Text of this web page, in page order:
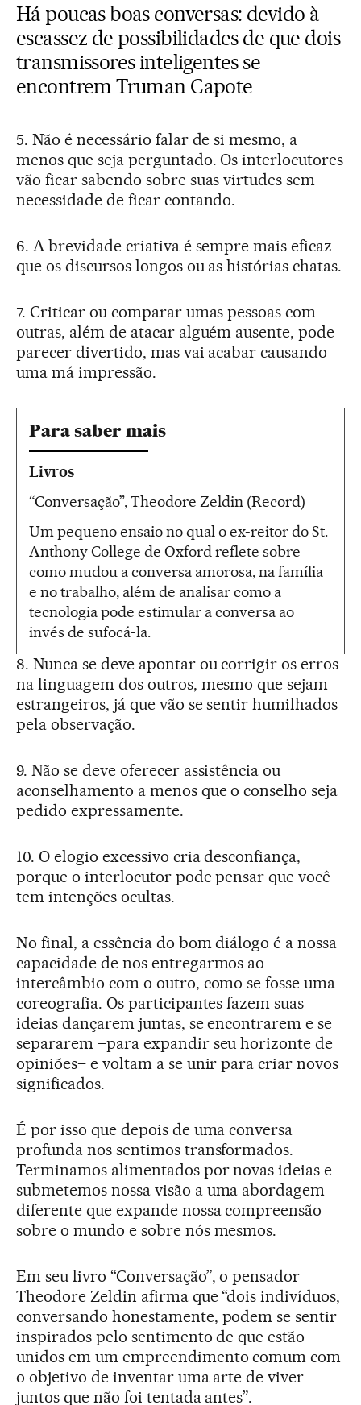
Há poucas boas conversas: devido à
escassez de possibilidades de que dois
transmissores inteligentes se
encontrem Truman Capote
5. Não é necessário falar de si mesmo, a
menos que seja perguntado. Os interlocutores
vão ficar sabendo sobre suas virtudes sem
necessidade de ficar contando.
6. A brevidade criativa é sempre mais eficaz
que os discursos longos ou as histórias chatas.
7. Criticar ou comparar umas pessoas com
outras, além de atacar alguém ausente, pode
parecer divertido, mas vai acabar causando
uma má impressão.
Para saber mais
Livros
“Conversação”, Theodore Zeldin (Record)
Um pequeno ensaio no qual o ex-reitor do St.
Anthony College de Oxford reflete sobre
como mudou a conversa amorosa, na família
e no trabalho, além de analisar como a
tecnologia pode estimular a conversa ao
invés de sufocá-la.
8. Nunca se deve apontar ou corrigir os erros
na linguagem dos outros, mesmo que sejam
estrangeiros, já que vão se sentir humilhados
pela observação.
9. Não se deve oferecer assistência ou
aconselhamento a menos que o conselho seja
pedido expressamente.
10. O elogio excessivo cria desconfiança,
porque o interlocutor pode pensar que você
tem intenções ocultas.
No final, a essência do bom diálogo é a nossa
capacidade de nos entregarmos ao
intercâmbio com o outro, como se fosse uma
coreografia. Os participantes fazem suas
ideias dançarem juntas, se encontrarem e se
separarem –para expandir seu horizonte de
opiniões– e voltam a se unir para criar novos
significados.
É por isso que depois de uma conversa
profunda nos sentimos transformados.
Terminamos alimentados por novas ideias e
submetemos nossa visão a uma abordagem
diferente que expande nossa compreensão
sobre o mundo e sobre nós mesmos.
Em seu livro “Conversação”, o pensador
Theodore Zeldin afirma que “dois indivíduos,
conversando honestamente, podem se sentir
inspirados pelo sentimento de que estão
unidos em um empreendimento comum com
o objetivo de inventar uma arte de viver
juntos que não foi tentada antes”.